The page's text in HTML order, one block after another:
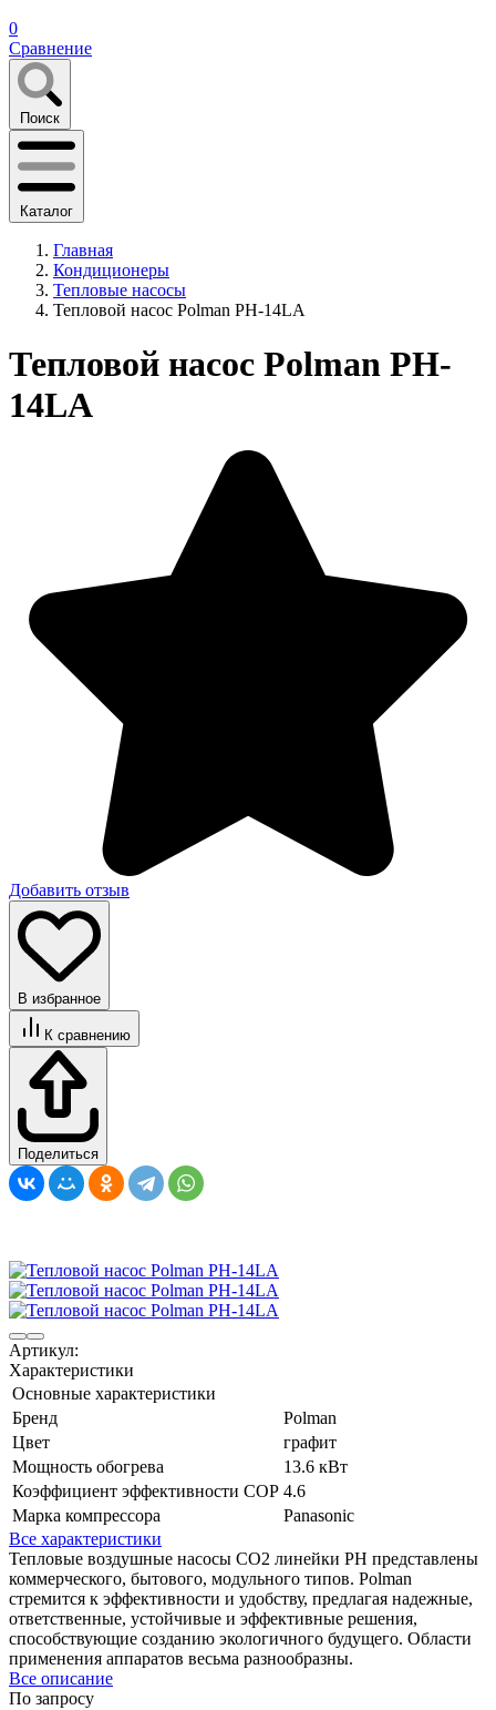
0
Сравнение
Поиск
Каталог
Главная
Кондиционеры
Тепловые насосы
Тепловой насос Polman PH-14LA
Тепловой насос Polman PH-
14LA
Добавить отзыв
В избранное
К сравнению
Поделиться
Артикул:
Характеристики
Основные характеристики
Бренд
Polman
Цвет
графит
Мощность обогрева
13.6 кВт
Коэффициент эффективности COP 4.6
Марка компрессора
Panasonic
Все характеристики
Тепловые воздушные насосы CO2 линейки PH представлены
коммерческого, бытового, модульного типов. Polman
стремится к эффективности и удобству, предлагая надежные,
ответственные, устойчивые и эффективные решения,
способствующие созданию экологичного будущего. Области
применения аппаратов весьма разнообразны.
Все описание
По запросу